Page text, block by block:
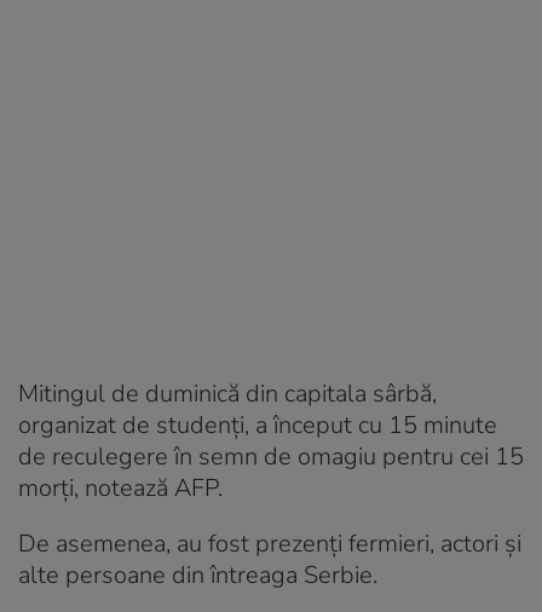
Mitingul de duminică din capitala sârbă,
organizat de studenți, a început cu 15 minute
de reculegere în semn de omagiu pentru cei 15
morți, notează AFP.
De asemenea, au fost prezenți fermieri, actori și
alte persoane din întreaga Serbie.